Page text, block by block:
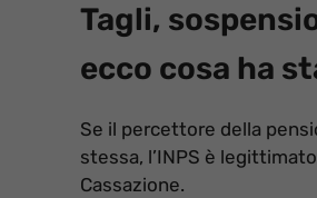
Tagli,
ecco cosa ha
Se il percettore della
stessa, l’INPS è
Cassazione.